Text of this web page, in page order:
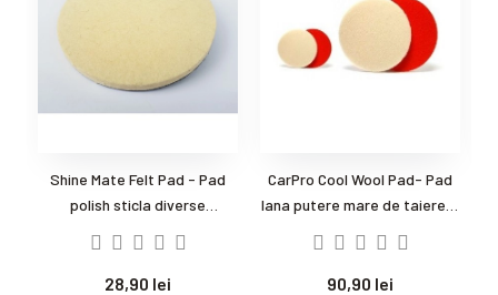
Shine Mate Felt Pad - Pad
polish sticla diverse
28,90 lei
CarPro Cool Wool Pad- Pad
lana putere mare de taiere si
90,90 lei